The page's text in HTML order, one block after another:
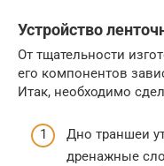
Устройство
От тщательности
его компонентов
Итак, необходимо
Дно траншеи
дренажные